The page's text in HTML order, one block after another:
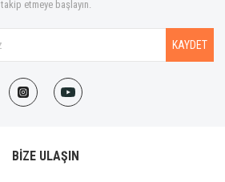
takip etmeye başlayın.
KAYDET
BİZE ULAŞIN